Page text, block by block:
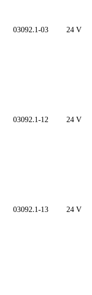
03092.1-03 24 V
03092.1-12 24 V
03092.1-13 24 V